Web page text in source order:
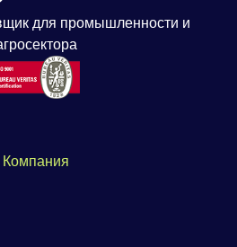
для промышленности и
Компания